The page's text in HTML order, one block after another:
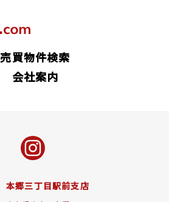
売買物件検索
会社案内
本郷三丁目駅前支店